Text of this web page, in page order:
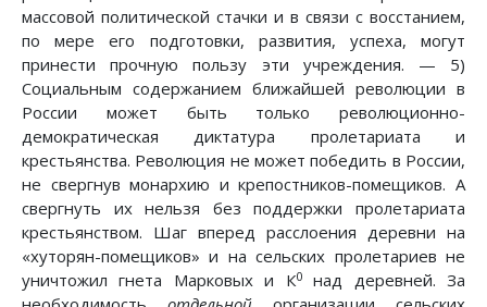
массовой политической стачки и в связи с восстанием,
по мере его подготовки, развития, успеха, могут
принести прочную пользу эти учреждения. — 5)
Социальным содержанием ближайшей революции в
России может быть только революционно-
демократическая диктатура пролетариата и
крестьянства. Революция не может победить в России,
не свергнув монархию и крепостников-помещиков. А
свергнуть их нельзя без поддержки пролетариата
крестьянством. Шаг вперед расслоения деревни на
«хуторян-помещиков» и на сельских пролетариев не
уничтожил гнета Марковых и К0над деревней. За